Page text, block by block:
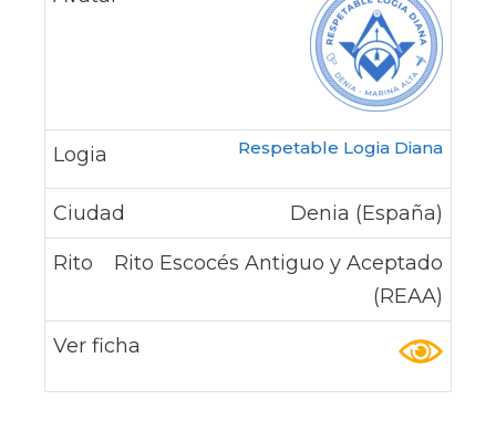
Respetable Logia Diana
Denia (España)
Rito Escocés Antiguo y Aceptado
(REAA)